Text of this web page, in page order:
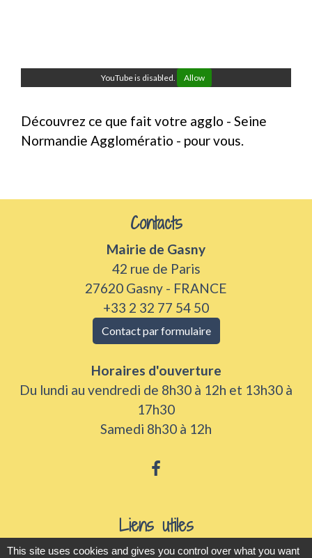
YouTube is disabled. Allow
Découvrez ce que fait votre agglo - Seine
Normandie Agglomératio - pour vous.
Contacts
Mairie de Gasny
42 rue de Paris
27620 Gasny - FRANCE
+33 2 32 77 54 50
Contact par formulaire
Horaires d'ouverture
Du lundi au vendredi de 8h30 à 12h et 13h30 à
17h30
Samedi 8h30 à 12h
Liens utiles
This site uses cookies and gives you control over what you want